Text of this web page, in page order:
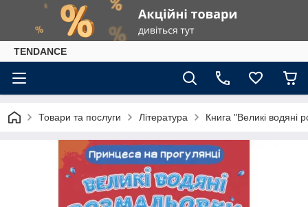
TENDANCE
Товари та послуги Література Книга "Великі водяні